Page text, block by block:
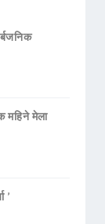
महिने मेला
’